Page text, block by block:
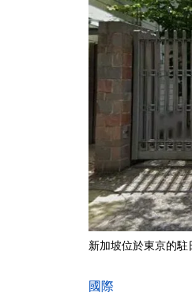
新加坡位於東京的
國際